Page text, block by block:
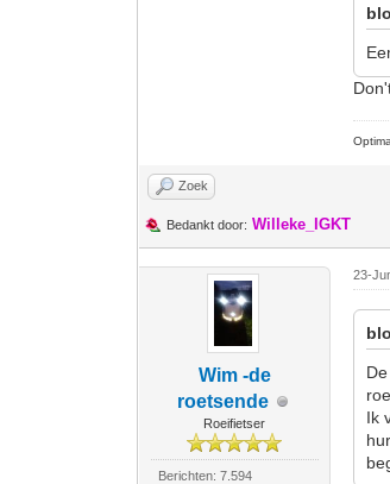
Zoek
Bedankt door: Willeke_IGKT
Wim -de
roetsende
Roeifietser
Berichten: 7.594
23-
Ik